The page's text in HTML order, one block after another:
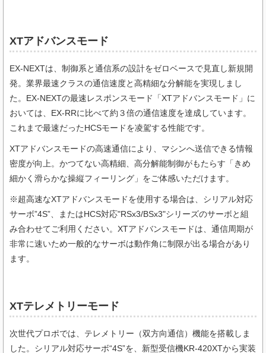
XTアドバンスモード
EX-NEXTは、制御系と通信系の設計をゼロベースで見直し新規開
発。業界最速クラスの通信速度と高精細な分解能を実現しまし
た。EX-NEXTの最速レスポンスモード「XTアドバンスモード」に
おいては、EX-RRに比べて約３倍の通信速度を達成しています。
これまで最速だったHCSモードを凌駕する性能です。
XTアドバンスモードの高速通信により、マシンへ送信できる情報
密度が向上。かつてない高精細、高分解能制御がもたらす「きめ
細かく滑らかな操縦フィーリング」をご体感いただけます。
※超高速なXTアドバンスモードを使用する場合は、シリアル対応
サーボ”4S”、またはHCS対応"RSx3/BSx3"シリーズのサーボと組
み合わせてご利用ください。XTアドバンスモードは、通信周期が
非常に速いため一般的なサーボは動作角に制限が出る場合があり
ます。
XTテレメトリーモード
次世代プロポでは、テレメトリー（双方向通信）機能を搭載しま
した。シリアル対応サーボ“4S”を、新型受信機KR-420XTから実装